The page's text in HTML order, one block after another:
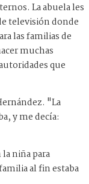
La abuela les
televisión donde
las familias de
muchas
que
"La
y me decía:
niña para
al fin estaba